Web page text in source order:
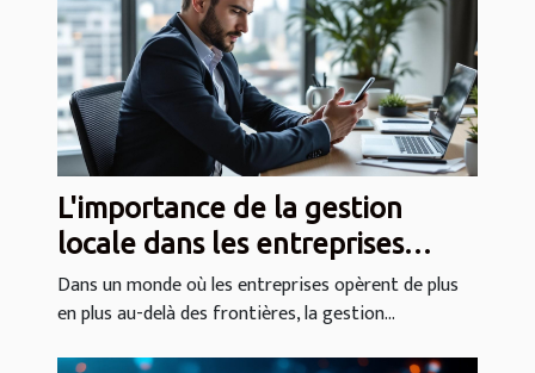
L'importance de la gestion
locale dans les entreprises
globales
Dans un monde où les entreprises opèrent de plus
en plus au-delà des frontières, la gestion...